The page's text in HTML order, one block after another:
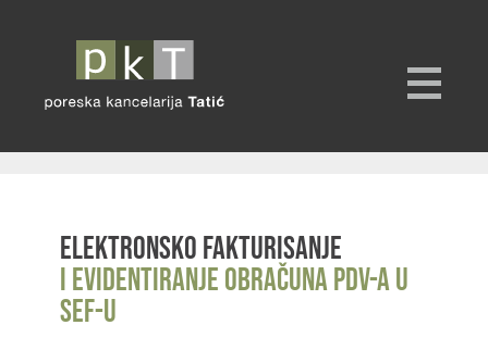
Elektronsko fakturisanje
i evidentiranje obračuna PDV-a u
SEF-u